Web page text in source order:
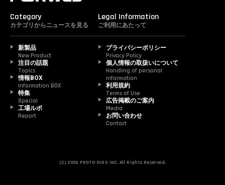
Category
カテゴリからニュースを見る
新製品
New Product
注目の話題
Topics
情報BOX
Information BOX
特集
Special
工場ルポ
Report
Legal Information
ご利用にあたって
プライバシーポリシー
Privacy Policy
個人情報の取扱いについて
Handling of personal
information
利用規約
Terms of Use
広告掲載のご案内
Media
お問い合わせ
Contact
(C) 2026 PROTO-RIOS INC. All Rights Reserved.